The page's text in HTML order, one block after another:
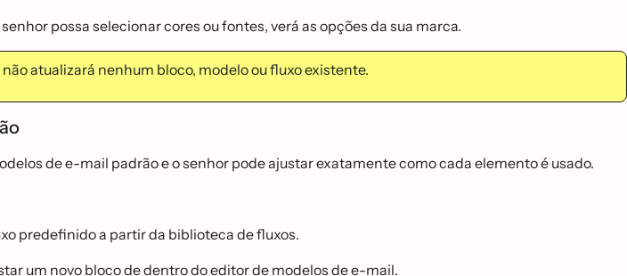
possa selecionar cores ou fontes, verá as opções da sua marca.
atualizará nenhum bloco, modelo ou fluxo existente.
de e-mail padrão e o senhor pode ajustar exatamente como cada elemento é usado.
predefinido a partir da biblioteca de fluxos.
um novo bloco de dentro do editor de modelos de e-mail.